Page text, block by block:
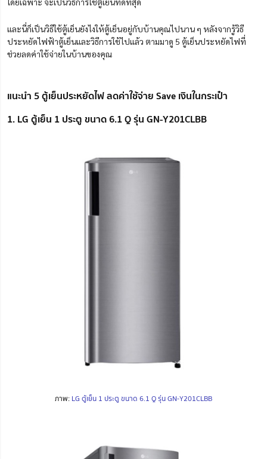
และนี่ก็เป็นวิธีใช้ตู้เย็นยังไงให้ตู้เย็นอยู่กับบ้านคุณไปนาน ๆ หลังจากรู้วิธี
ประหยัดไฟฟ้าตู้เย็นและวิธีการใช้ไปแล้ว ตามมาดู 5 ตู้เย็นประหยัดไฟที่
ช่วยลดค่าใช้จ่ายในบ้านของคุณ
แนะนำ 5 ตู้เย็นประหยัดไฟ ลดค่าใช้จ่าย Save เงินในกระเป๋า
1. LG ตู้เย็น 1 ประตู ขนาด 6.1 Q รุ่น GN-Y201CLBB
ภาพ: LG ตู้เย็น 1 ประตู ขนาด 6.1 Q รุ่น GN-Y201CLBB